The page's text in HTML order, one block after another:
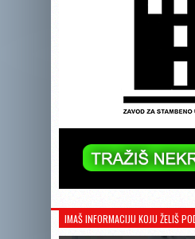
IMAŠ INFORMACIJU KOJU ŽELIŠ